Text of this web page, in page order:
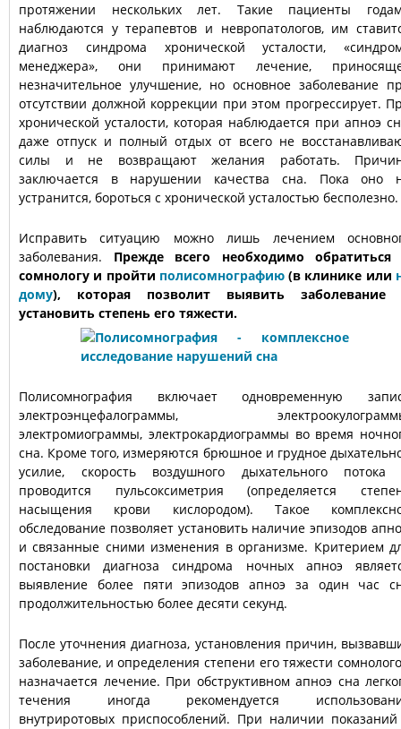
протяжении нескольких лет. Такие пациенты
наблюдаются у терапевтов и невропатологов, им
диагноз синдрома хронической усталости,
менеджера», они принимают лечение,
незначительное улучшение, но основное заболевание
отсутствии должной коррекции при этом прогрессирует.
хронической усталости, которая наблюдается при апноэ
даже отпуск и полный отдых от всего не
силы и не возвращают желания работать.
заключается в нарушении качества сна. Пока оно
устранится, бороться с хронической усталостью бесполезно.
Исправить ситуацию можно лишь лечением
заболевания. Прежде всего необходимо обратиться
сомнологу и пройти полисомнографию(в клинике или
дому), которая позволит выявить заболевание
установить степень его тяжести.
Полисомнография включает одновременную
электроэнцефалограммы,
электромиограммы, электрокардиограммы во время
сна. Кроме того, измеряются брюшное и грудное
усилие, скорость воздушного дыхательного потока
проводится пульсоксиметрия (определяется
насыщения крови кислородом). Такое
обследование позволяет установить наличие эпизодов
и связанные сними изменения в организме. Критерием
постановки диагноза синдрома ночных апноэ
выявление более пяти эпизодов апноэ за один час
продолжительностью более десяти секунд.
После уточнения диагноза, установления причин,
заболевание, и определения степени его тяжести
назначается лечение. При обструктивном апноэ сна
течения иногда рекомендуется
внутриротовых приспособлений. При наличии